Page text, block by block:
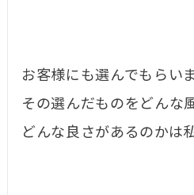
お客様にも選んでもらい
その選んだものをどんな
どんな良さがあるのかは